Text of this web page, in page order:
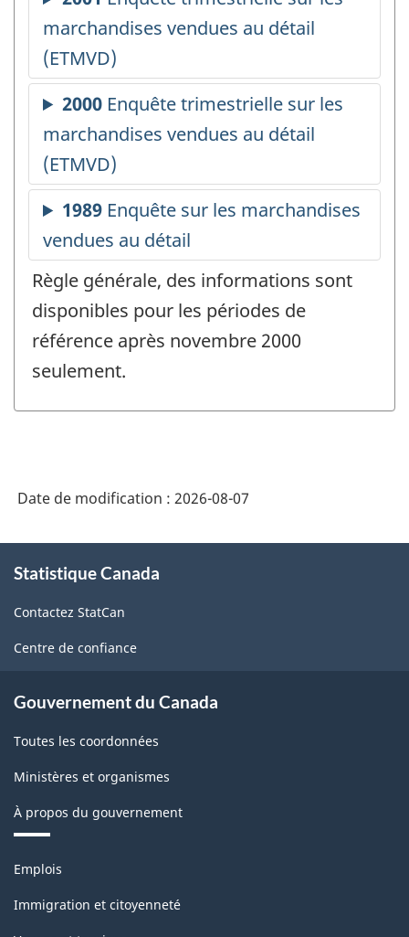
Règle générale, des informations sont
disponibles pour les périodes de
référence après novembre 2000
seulement.
Date de modification : 2026-08-07
propos
ce
site
Statistique Canada
Contactez StatCan
Centre de confiance
Gouvernement du Canada
Toutes les coordonnées
Ministères et organismes
À propos du gouvernement
Thèmes
sujets
Emplois
Immigration et citoyenneté